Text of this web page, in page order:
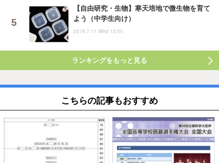
【自由研究・生物】寒天培地で微生物を育て
よう（中学生向け）
2018.7.11 Wed 15:00
ランキングをもっと見る
こちらの記事もおすすめ